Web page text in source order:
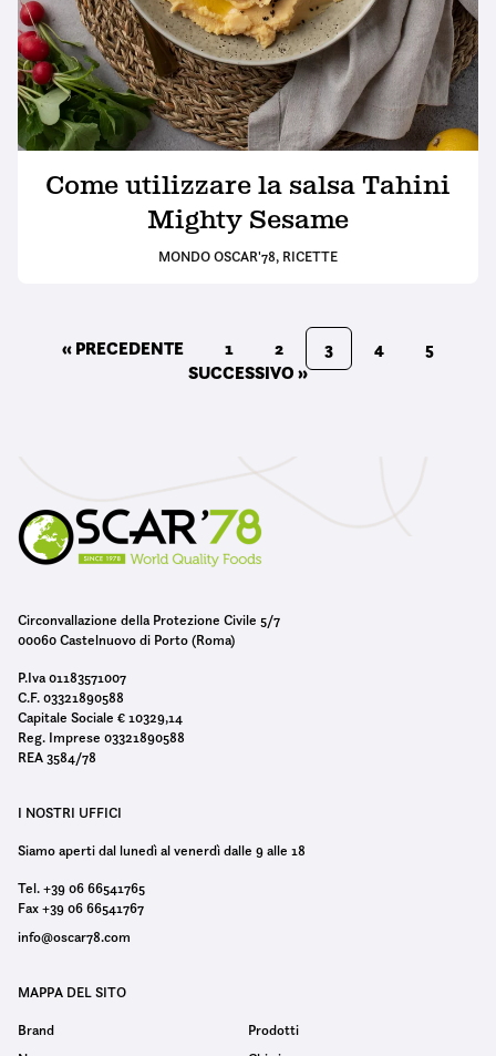
Come utilizzare la salsa Tahini
Mighty Sesame
MONDO OSCAR'78, RICETTE
« PRECEDENTE 1 2 3 4
5
SUCCESSIVO »
Circonvallazione della Protezione Civile 5/7
00060 Castelnuovo di Porto (Roma)
P.Iva 01183571007
C.F. 03321890588
Capitale Sociale € 10329,14
Reg. Imprese 03321890588
REA 3584/78
I NOSTRI UFFICI
Siamo aperti dal lunedì al venerdì dalle 9 alle 18
Tel. +39 06 66541765
Fax +39 06 66541767
info@oscar78.com
MAPPA DEL SITO
Brand
Prodotti